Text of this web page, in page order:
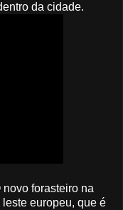
da cidade.
forasteiro na
europeu, que é